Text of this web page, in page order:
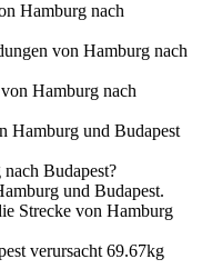
Hamburg nach
von Hamburg nach
Hamburg nach
Hamburg und Budapest
Budapest?
und Budapest.
Strecke von Hamburg
verursacht 69.67kg